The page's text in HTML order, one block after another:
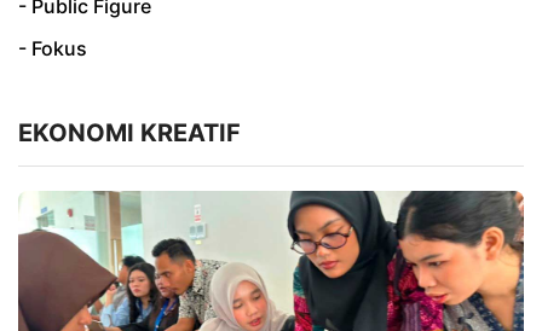
- Public Figure
- Fokus
EKONOMI KREATIF